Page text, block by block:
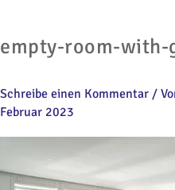
empty-room-with-
Schreibe einen Kommentar /
Februar 2023